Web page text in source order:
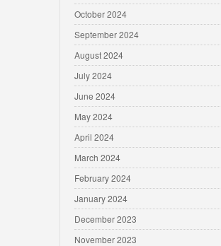
October 2024
September 2024
August 2024
July 2024
June 2024
May 2024
April 2024
March 2024
February 2024
January 2024
December 2023
November 2023